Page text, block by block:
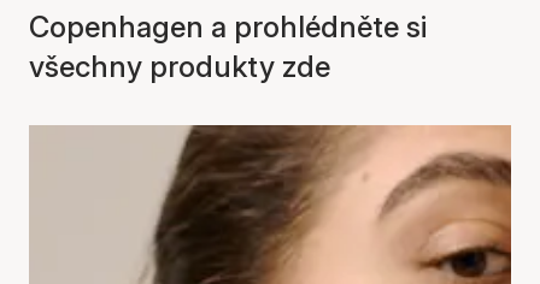
Copenhagen a prohlédněte si
všechny produkty zde